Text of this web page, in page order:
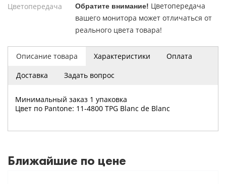
Описание товара Характеристики
Оплата
Доставка
Задать вопрос
Минимальный заказ 1 упаковка
Цвет по Pantone: 11-4800 TPG Blanc de Blanc
Цветопередача
Обратите внимание! Цветопередача
вашего монитора может отличаться от
реального цвета товара!
Ближайшие по цене